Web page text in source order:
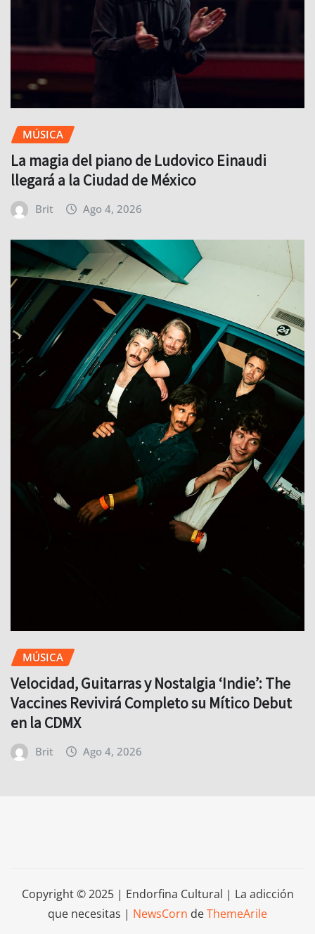
MÚSICA
La magia del piano de Ludovico Einaudi
llegará a la Ciudad de México
Brit Ago 4, 2026
MÚSICA
Velocidad, Guitarras y Nostalgia ‘Indie’: The
Vaccines Revivirá Completo su Mítico Debut
en la CDMX
Brit Ago 4, 2026
Copyright © 2025 | Endorfina Cultural | La adicción
que necesitas | NewsCorn deThemeArile